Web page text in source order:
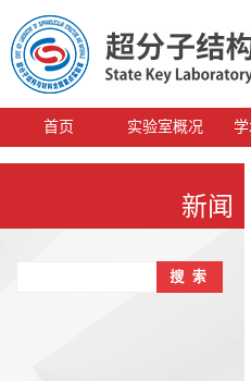
首页 实验室概况
新闻